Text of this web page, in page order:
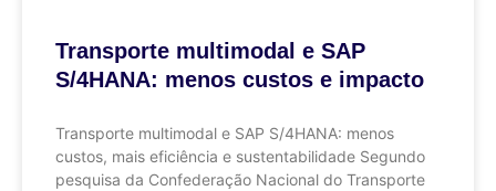
Transporte multimodal e SAP
S/4HANA: menos custos e impacto
Transporte multimodal e SAP S/4HANA: menos
custos, mais eficiência e sustentabilidade Segundo
pesquisa da Confederação Nacional do Transporte